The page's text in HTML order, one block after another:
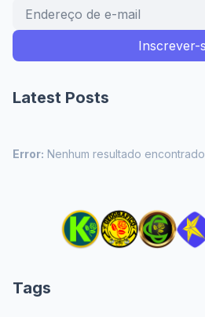
Latest Posts
Error: Nenhum resultado encontrado
Tags